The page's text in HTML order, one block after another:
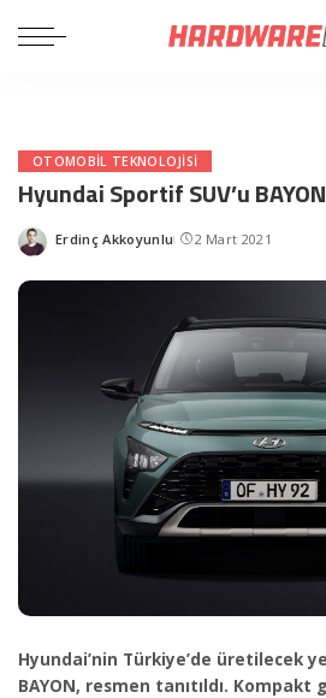
OTOMOBIL TEKNOLOJISI
Hyundai Sportif SUV’u
Posted
Erdinç Akkoyunlu 2 Mart 2021
Hyundai’nin Türkiye’de üretilecek
BAYON, resmen tanıtıldı.